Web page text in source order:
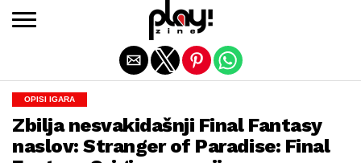
OPISI IGARA
Zbilja nesvakidašnji Final Fantasy
naslov: Stranger of Paradise: Final
Exit mobile version